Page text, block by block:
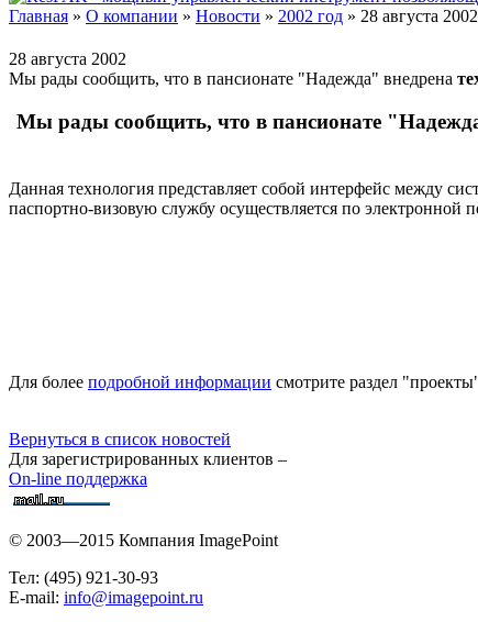
Главная » О компании » Новости » 2002 год » 28 августа 2002
28 августа 2002
Мы рады сообщить, что в пансионате "Надежда" внедрена
Мы рады сообщить, что в пансионате
Данная технология представляет собой интерфейс между
паспортно-визовую службу осуществляется по электронной
Для более подробной информации смотрите раздел
Вернуться в список новостей
Для зарегистрированных клиентов –
On-line поддержка
© 2003—2015 Компания ImagePoint
Тел: (495) 921-30-93
E-mail: info@imagepoint.ru